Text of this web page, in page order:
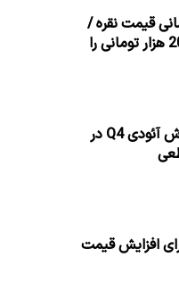
تومانی قیمت نقره /
گرم نقره کانال 200 هزار تومانی را
شرایط جدید فروش آئودی Q4 در
افزایش قیمت